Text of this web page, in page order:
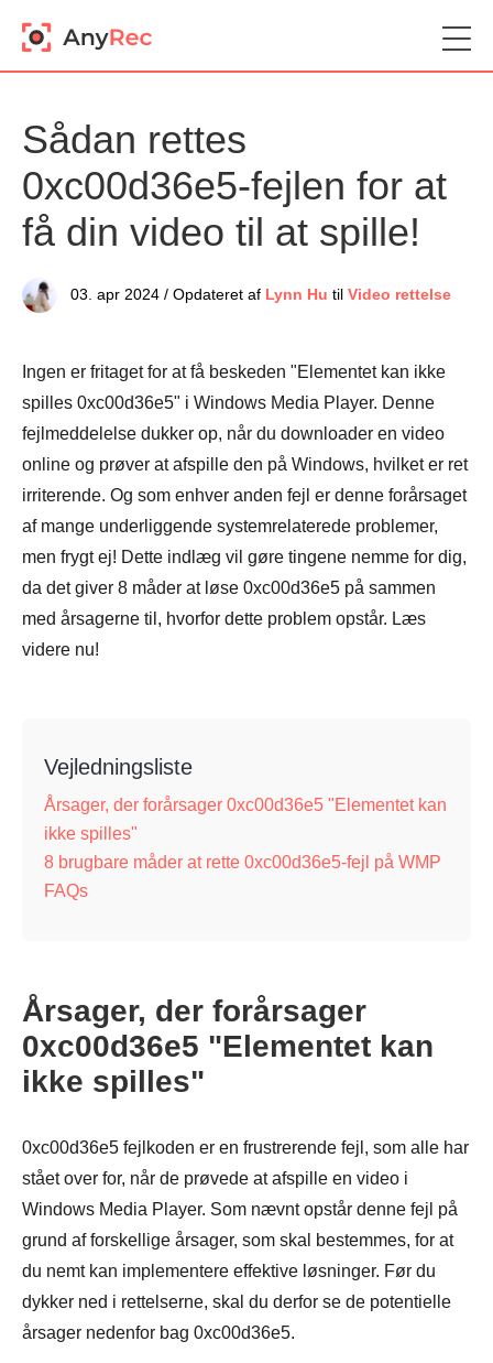
Sådan rettes
0xc00d36e5-fejlen for at
få din video til at spille!
03. apr 2024 / Opdateret af Lynn Hu til Video rettelse
Ingen er fritaget for at få beskeden "Elementet kan ikke
spilles 0xc00d36e5" i Windows Media Player. Denne
fejlmeddelelse dukker op, når du downloader en video
online og prøver at afspille den på Windows, hvilket er ret
irriterende. Og som enhver anden fejl er denne forårsaget
af mange underliggende systemrelaterede problemer,
men frygt ej! Dette indlæg vil gøre tingene nemme for dig,
da det giver 8 måder at løse 0xc00d36e5 på sammen
med årsagerne til, hvorfor dette problem opstår. Læs
videre nu!
Vejledningsliste
Årsager, der forårsager 0xc00d36e5 "Elementet kan
ikke spilles"
8 brugbare måder at rette 0xc00d36e5-fejl på WMP
FAQs
Årsager, der forårsager
0xc00d36e5 "Elementet kan
ikke spilles"
0xc00d36e5 fejlkoden er en frustrerende fejl, som alle har
stået over for, når de prøvede at afspille en video i
Windows Media Player. Som nævnt opstår denne fejl på
grund af forskellige årsager, som skal bestemmes, for at
du nemt kan implementere effektive løsninger. Før du
dykker ned i rettelserne, skal du derfor se de potentielle
årsager nedenfor bag 0xc00d36e5.